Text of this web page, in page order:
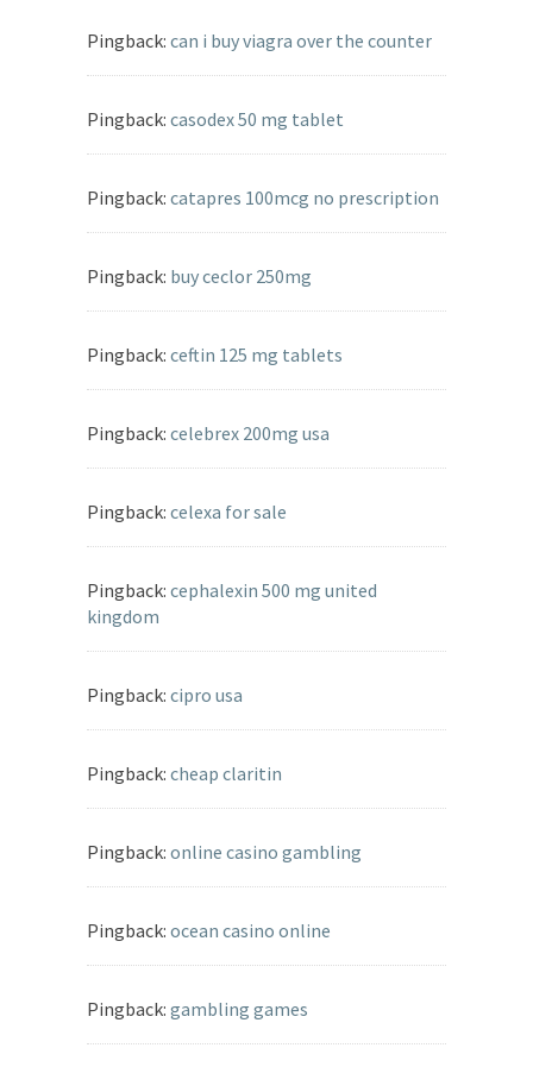
Pingback: can i buy viagra over the counter
Pingback: casodex 50 mg tablet
Pingback: catapres 100mcg no prescription
Pingback: buy ceclor 250mg
Pingback: ceftin 125 mg tablets
Pingback: celebrex 200mg usa
Pingback: celexa for sale
Pingback: cephalexin 500 mg united
kingdom
Pingback: cipro usa
Pingback: cheap claritin
Pingback: online casino gambling
Pingback: ocean casino online
Pingback: gambling games